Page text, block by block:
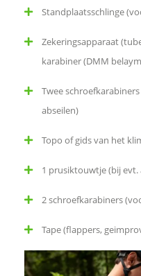
L
e
d
Standplaatsschlinge
Zekeringsapparaat
karabiner (DMM
Twee
abseilen)
Topo of gids van het
1 prusiktouwtje (bij evt.
2 schroefkarabiners
Tape (flappers,